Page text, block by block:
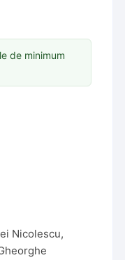
de minimum
Nicolescu,